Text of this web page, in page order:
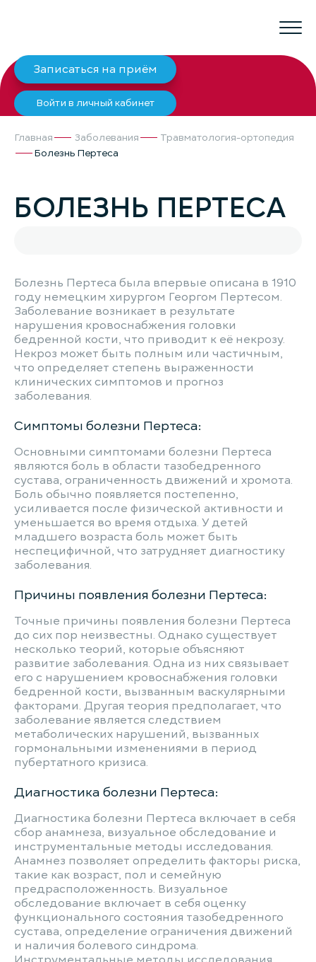
Записаться на приём
Войти в личный кабинет
Главная Заболевания
Травматология-ортопедия
Болезнь Пертеса
БОЛЕЗНЬ ПЕРТЕСА
Болезнь Пертеса была впервые описана в 1910
году немецким хирургом Георгом Пертесом.
Заболевание возникает в результате
нарушения кровоснабжения головки
бедренной кости, что приводит к её некрозу.
Некроз может быть полным или частичным,
что определяет степень выраженности
клинических симптомов и прогноз
заболевания.
Симптомы болезни Пертеса:
Основными симптомами болезни Пертеса
являются боль в области тазобедренного
сустава, ограниченность движений и хромота.
Боль обычно появляется постепенно,
усиливается после физической активности и
уменьшается во время отдыха. У детей
младшего возраста боль может быть
неспецифичной, что затрудняет диагностику
заболевания.
Причины появления болезни Пертеса:
Точные причины появления болезни Пертеса
до сих пор неизвестны. Однако существует
несколько теорий, которые объясняют
развитие заболевания. Одна из них связывает
его с нарушением кровоснабжения головки
бедренной кости, вызванным васкулярными
факторами. Другая теория предполагает, что
заболевание является следствием
метаболических нарушений, вызванных
гормональными изменениями в период
пубертатного кризиса.
Диагностика болезни Пертеса:
Диагностика болезни Пертеса включает в себя
сбор анамнеза, визуальное обследование и
инструментальные методы исследования.
Анамнез позволяет определить факторы риска,
такие как возраст, пол и семейную
предрасположенность. Визуальное
обследование включает в себя оценку
функционального состояния тазобедренного
сустава, определение ограничения движений
и наличия болевого синдрома.